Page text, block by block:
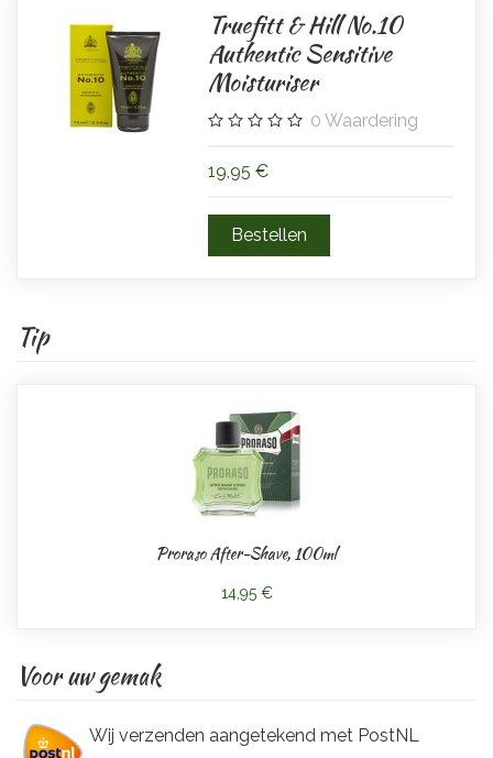
Truefitt & Hill No.10
Authentic Sensitive
Moisturiser
0 Waardering
19,95 €
Tip
Proraso After-Shave, 100ml
14,95 €
Voor uw gemak
Wij verzenden aangetekend met PostNL